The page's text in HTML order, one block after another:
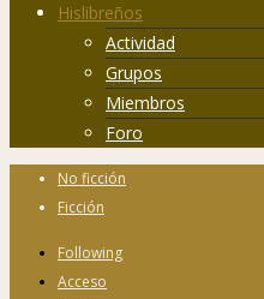
Hislibreños
Actividad
Grupos
Miembros
Foro
No ficción
Ficción
Following
Acceso